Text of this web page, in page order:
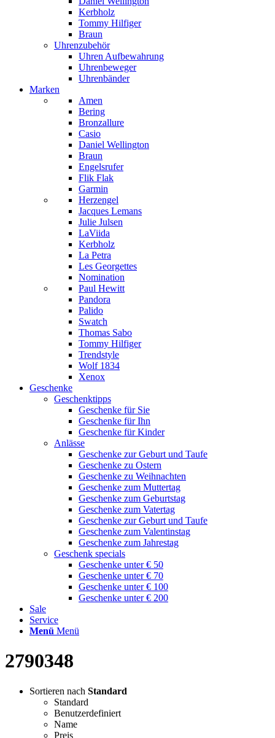
Kerbholz
Tommy Hilfiger
Braun
Uhrenzubehör
Uhren Aufbewahrung
Uhrenbeweger
Uhrenbänder
Marken
Amen
Bering
Bronzallure
Casio
Daniel Wellington
Braun
Engelsrufer
Flik Flak
Garmin
Herzengel
Jacques Lemans
Julie Julsen
LaViida
Kerbholz
La Petra
Les Georgettes
Nomination
Paul Hewitt
Pandora
Palido
Swatch
Thomas Sabo
Tommy Hilfiger
Trendstyle
Wolf 1834
Xenox
Geschenke
Geschenktipps
Geschenke für Sie
Geschenke für Ihn
Geschenke für Kinder
Anlässe
Geschenke zur Geburt und Taufe
Geschenke zu Ostern
Geschenke zu Weihnachten
Geschenke zum Muttertag
Geschenke zum Geburtstag
Geschenke zum Vatertag
Geschenke zur Geburt und Taufe
Geschenke zum Valentinstag
Geschenke zum Jahrestag
Geschenk specials
Geschenke unter € 50
Geschenke unter € 70
Geschenke unter € 100
Geschenke unter € 200
Sale
Service
Menü Menü
2790348
Sortieren nach Standard
Standard
Benutzerdefiniert
Name
Preis